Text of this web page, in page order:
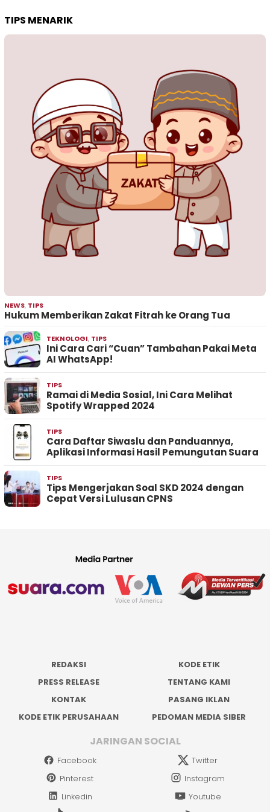
TIPS MENARIK
NEWS, TIPS
Hukum Memberikan Zakat Fitrah ke Orang Tua
TEKNOLOGI, TIPS
Ini Cara Cari “Cuan” Tambahan Pakai Meta
AI WhatsApp!
TIPS
Ramai di Media Sosial, Ini Cara Melihat
Spotify Wrapped 2024
TIPS
Cara Daftar Siwaslu dan Panduannya,
Aplikasi Informasi Hasil Pemungutan Suara
TIPS
Tips Mengerjakan Soal SKD 2024 dengan
Cepat Versi Lulusan CPNS
REDAKSI
KODE ETIK
PRESS RELEASE
TENTANG KAMI
KONTAK
PASANG IKLAN
KODE ETIK PERUSAHAAN
PEDOMAN MEDIA SIBER
JARINGAN SOCIAL
Facebook
Twitter
Pinterest
Instagram
Linkedin
Youtube